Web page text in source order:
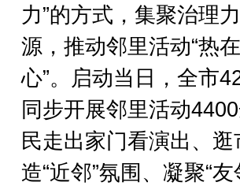
力”的方式，集聚治理
源，推动邻里活动“热
心”。启动当日，全市
同步开展邻里活动
民走出家门看演出、
造“近邻”氛围、凝聚“